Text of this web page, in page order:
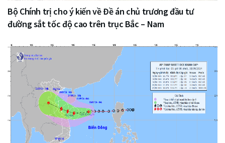
Bộ Chính trị cho ý kiến về Đề án chủ trương đầu tư
đường sắt tốc độ cao trên trục Bắc – Nam